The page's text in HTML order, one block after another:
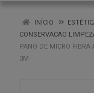
INÍCIO
CONSERVACAO
PANO DE MICRO FIBRA
3M